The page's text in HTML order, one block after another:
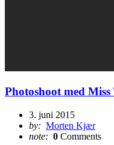
Photoshoot med
3. juni 2015
by: Morten Kjær
note: 0 Comments